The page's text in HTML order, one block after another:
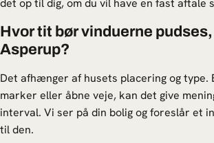
det op til dig, om du vil have en fast aftale
Hvor tit bør vinduerne
Asperup?
Det afhænger af husets placering og
marker eller åbne veje, kan det give
interval. Vi ser på din bolig og foreslår et
til den.